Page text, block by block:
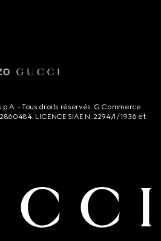
- Tous droits réservés. G Commerce
LICENCE SIAE N. 2294/I/1936 et